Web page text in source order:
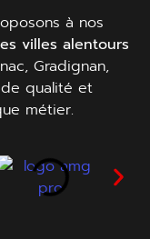
à nos
villes alentours
Gradignan,
qualité et
métier.